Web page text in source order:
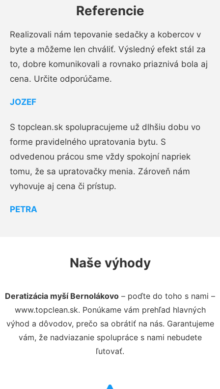
Referencie
Realizovali nám tepovanie sedačky a kobercov v
byte a môžeme len chváliť. Výsledný efekt stál za
to, dobre komunikovali a rovnako priaznivá bola aj
cena. Určite odporúčame.
JOZEF
S topclean.sk spolupracujeme už dlhšiu dobu vo
forme pravidelného upratovania bytu. S
odvedenou prácou sme vždy spokojní napriek
tomu, že sa upratovačky menia. Zároveň nám
vyhovuje aj cena či prístup.
PETRA
Naše výhody
Deratizácia myší Bernolákovo – poďte do toho s nami –
www.topclean.sk. Ponúkame vám prehľad hlavných
výhod a dôvodov, prečo sa obrátiť na nás. Garantujeme
vám, že nadviazanie spolupráce s nami nebudete
ľutovať.